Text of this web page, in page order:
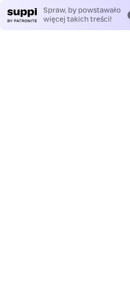
Spraw, by powstawało
więcej takich treści!